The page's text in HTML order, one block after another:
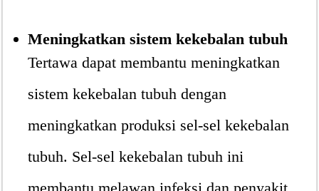
Meningkatkan sistem kekebalan tubuh
Tertawa dapat membantu meningkatkan
sistem kekebalan tubuh dengan
meningkatkan produksi sel-sel kekebalan
tubuh. Sel-sel kekebalan tubuh ini